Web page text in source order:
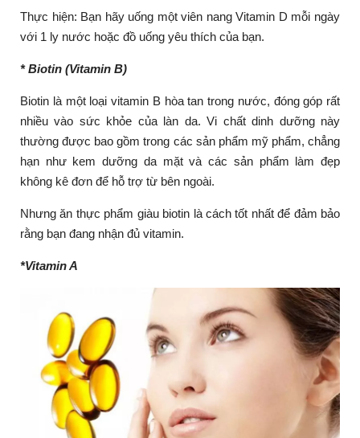
Thực hiện: Bạn hãy uống một viên nang Vitamin D mỗi ngày
với 1 ly nước hoặc đồ uống yêu thích của bạn.
* Biotin (Vitamin B)
Biotin là một loại vitamin B hòa tan trong nước, đóng góp rất
nhiều vào sức khỏe của làn da. Vi chất dinh dưỡng này
thường được bao gồm trong các sản phẩm mỹ phẩm, chẳng
hạn như kem dưỡng da mặt và các sản phẩm làm đẹp
không kê đơn để hỗ trợ từ bên ngoài.
Nhưng ăn thực phẩm giàu biotin là cách tốt nhất để đảm bảo
rằng bạn đang nhận đủ vitamin.
*Vitamin A